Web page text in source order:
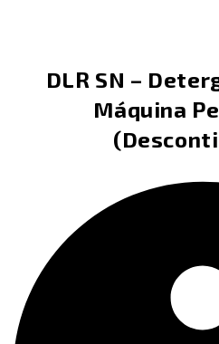
DLR SN –
Máquina